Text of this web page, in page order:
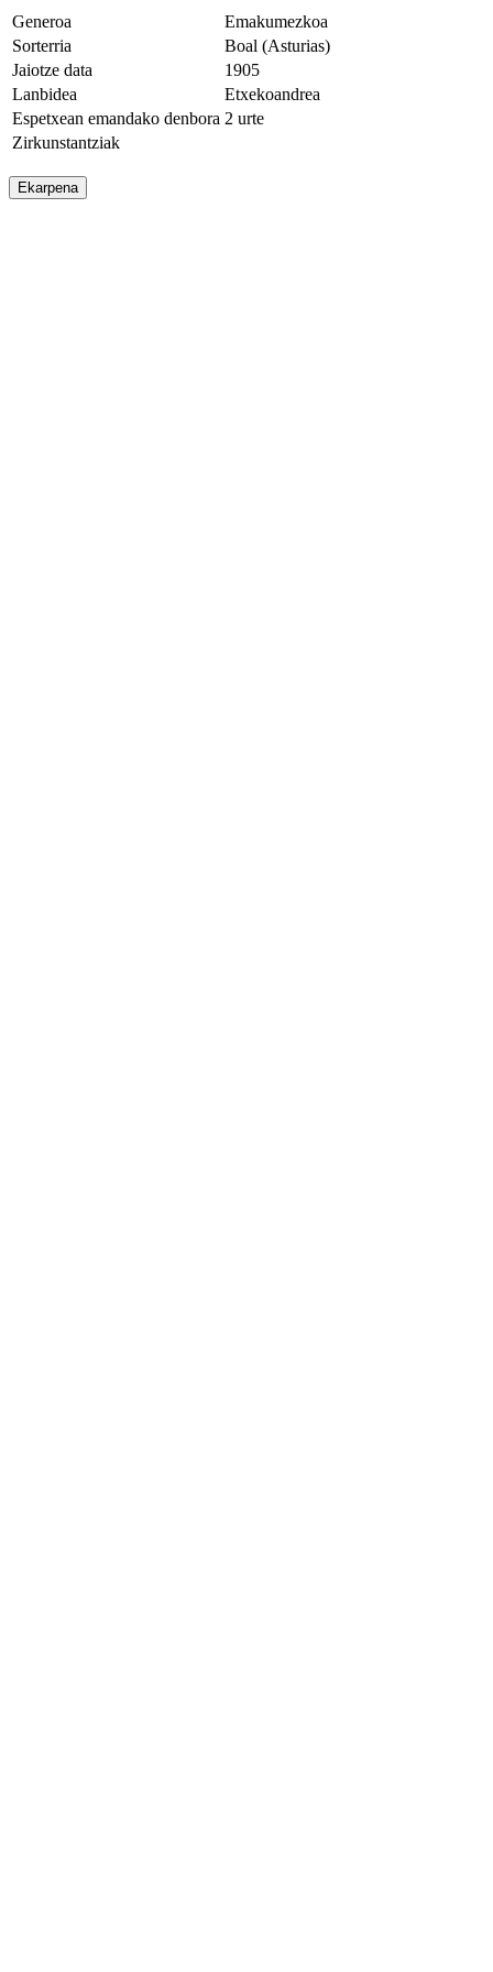
Generoa
Emakumezkoa
Sorterria
Boal (Asturias)
Jaiotze data
1905
Lanbidea
Etxekoandrea
Espetxean emandako denbora 2 urte
Zirkunstantziak